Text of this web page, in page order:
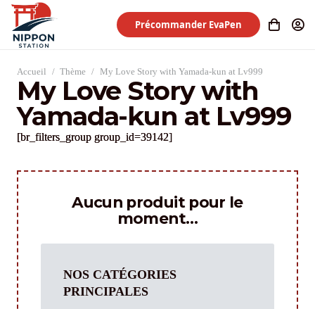
Précommander EvaPen
Accueil / Thème / My Love Story with Yamada-kun at Lv999
My Love Story with
Yamada-kun at Lv999
[br_filters_group group_id=39142]
Aucun produit pour le
moment…
NOS CATÉGORIES
PRINCIPALES